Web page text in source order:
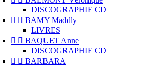
DISCOGRAPHIE CD
  BAMY Maddly
LIVRES
  BAQUET Anne
DISCOGRAPHIE CD
  BARBARA